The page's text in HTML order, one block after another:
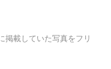
掲載していた写真をフリ